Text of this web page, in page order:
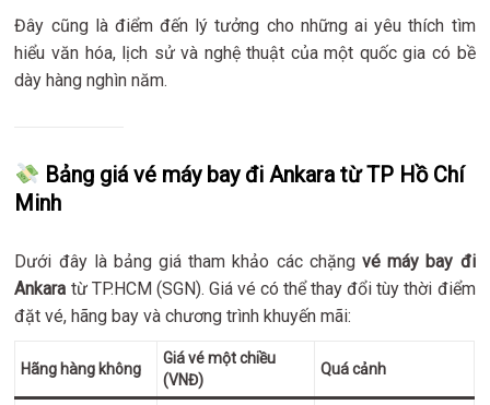
Đây cũng là điểm đến lý tưởng cho những ai yêu thích tìm
hiểu văn hóa, lịch sử và nghệ thuật của một quốc gia có bề
dày hàng nghìn năm.
Bảng giá vé máy bay đi Ankara từ TP Hồ Chí
Minh
Dưới đây là bảng giá tham khảo các chặngvé máy bay đi
Ankara từ TP.HCM (SGN). Giá vé có thể thay đổi tùy thời điểm
đặt vé, hãng bay và chương trình khuyến mãi:
Hãng hàng không
Giá vé một chiều
(VNĐ)
Quá cảnh